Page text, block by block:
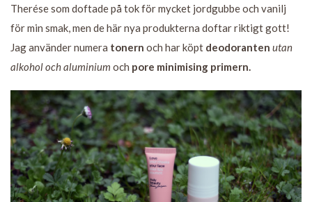
Therése som doftade på tok för mycket jordgubbe och vanilj
för min smak, men de här nya produkterna doftar riktigt gott!
Jag använder numera tonern och har köpt deodoranten utan
alkohol och aluminium och pore minimising primern.